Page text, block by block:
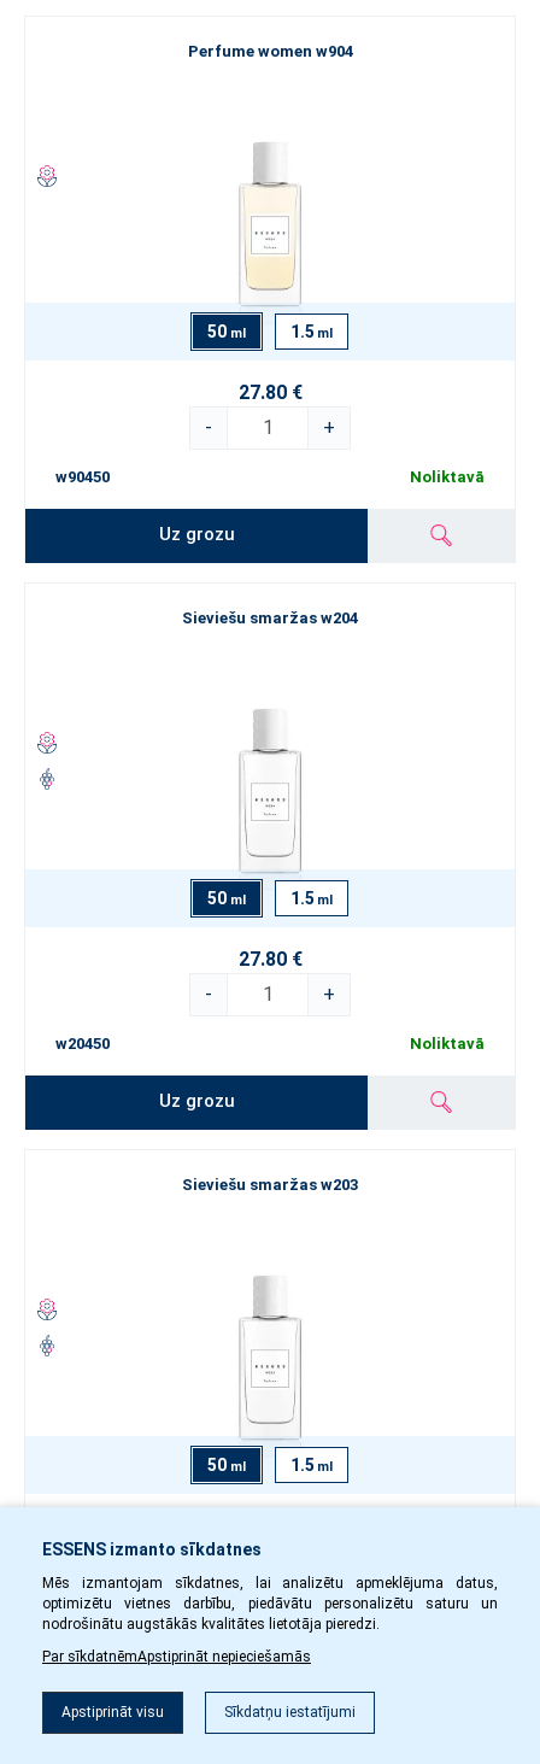
Filtrs
Perfume women w904
50 ml 1.5 ml
27.80 €
-
+
w90450 Noliktavā
Uz grozu
Sieviešu smaržas w204
50 ml 1.5 ml
27.80 €
-
+
w20450 Noliktavā
Uz grozu
Sieviešu smaržas w203
50 ml 1.5 ml
-
w20350 Noliktavā
Uz grozu
ESSENS izmanto sīkdatnes
Mēs izmantojam sīkdatnes, lai analizētu apmeklējuma datus,
optimizētu vietnes darbību, piedāvātu personalizētu saturu un
nodrošinātu augstākās kvalitātes lietotāja pieredzi.
Par sīkdatnēmApstiprināt nepieciešamās
Apstiprināt visu Sīkdatņu iestatījumi